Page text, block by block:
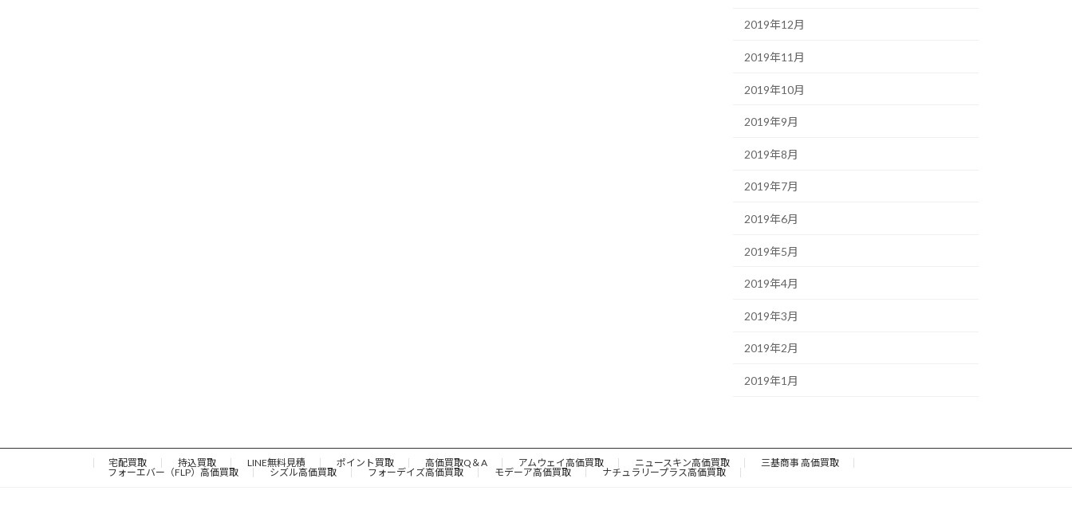
2019年12月
2019年11月
2019年10月
2019年9月
2019年8月
2019年7月
2019年6月
2019年5月
2019年4月
2019年3月
2019年2月
2019年1月
宅配買取 持込買取 LINE無料見積 ポイント買取 高価買取Q＆A アムウェイ高価買取 ニュースキン高価買取
三基商事 高価買取
フォーエバー（FLP）高価買取
シズル高価買取 フォーデイズ高価買取 モデーア高価買取 ナチュラリープラス高価買取